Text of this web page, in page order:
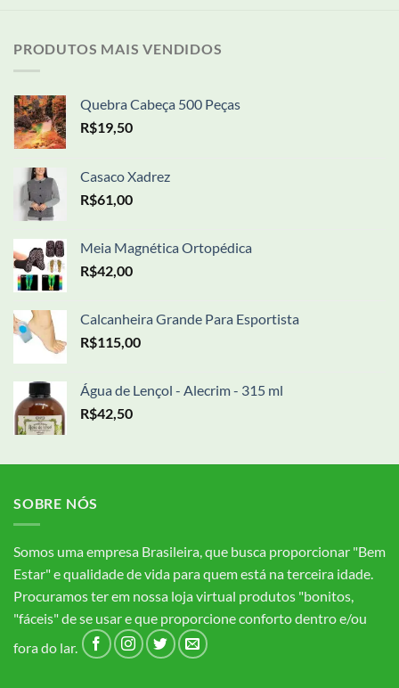
PRODUTOS MAIS VENDIDOS
Quebra Cabeça 500 Peças
R$19,50
Casaco Xadrez
R$61,00
Meia Magnética Ortopédica
R$42,00
Calcanheira Grande Para Esportista
R$115,00
Água de Lençol - Alecrim - 315 ml
R$42,50
SOBRE NÓS
Somos uma empresa Brasileira, que busca proporcionar "Bem
Estar" e qualidade de vida para quem está na terceira idade.
Procuramos ter em nossa loja virtual produtos "bonitos,
"fáceis" de se usar e que proporcione conforto dentro e/ou
fora do lar.